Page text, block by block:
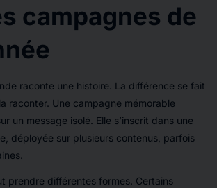
campagnes de
raconte une histoire. La différence se fait
raconter. Une campagne mémorable
un message isolé. Elle s’inscrit dans une
déployée sur plusieurs contenus, parfois
prendre différentes formes. Certains